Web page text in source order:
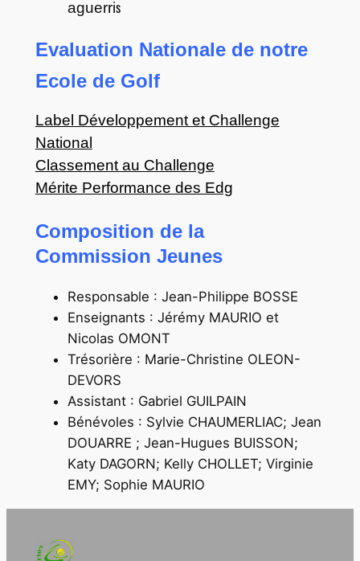
aguerris
Evaluation Nationale de notre
Ecole de Golf
Label Développement et Challenge
National
Classement au Challenge
Mérite Performance des Edg
Composition de la
Commission Jeunes
Responsable : Jean-Philippe BOSSE
Enseignants : Jérémy MAURIO et
Nicolas OMONT
Trésorière : Marie-Christine OLEON-
DEVORS
Assistant : Gabriel GUILPAIN
Bénévoles : Sylvie CHAUMERLIAC; Jean
DOUARRE ; Jean-Hugues BUISSON;
Katy DAGORN; Kelly CHOLLET; Virginie
EMY; Sophie MAURIO